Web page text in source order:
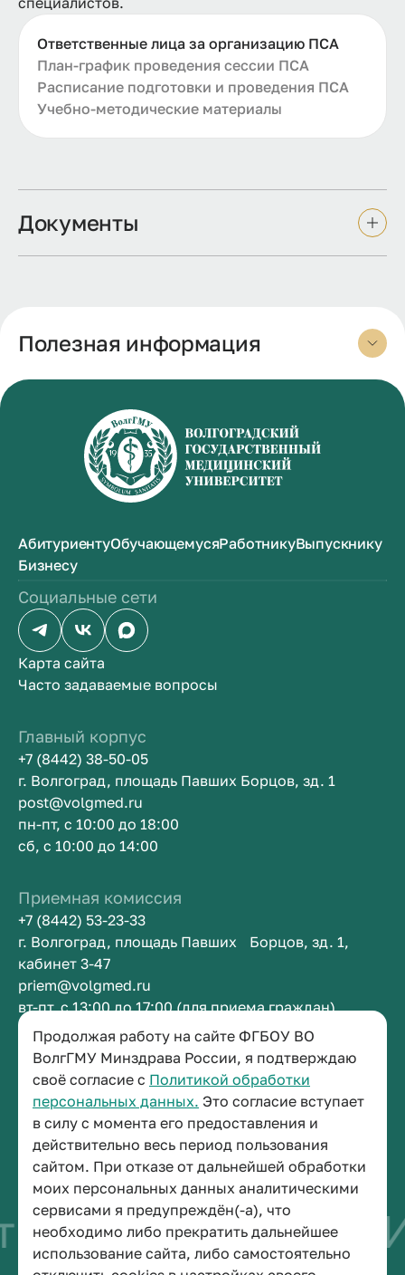
Продолжая работу на сайте ФГБОУ ВО
ВолгГМУ Минздрава России, я подтверждаю
своё согласие с Политикой обработки
персональных данных. Это согласие вступает
в силу с момента его предоставления и
действительно весь период пользования
сайтом. При отказе от дальнейшей обработки
моих персональных данных аналитическими
сервисами я предупреждён(-а), что
необходимо либо прекратить дальнейшее
использование сайта, либо самостоятельно
Ответственные лица за организацию ПСА
План-график проведения сессии ПСА
Расписание подготовки и проведения ПСА
Учебно-методические материалы
Документы
Полезная информация
АбитуриентуОбучающемусяРаботникуВыпускнику
Бизнесу
Социальные сети
Карта сайта
Часто задаваемые вопросы
Главный корпус
+7 (8442) 38-50-05
г. Волгоград, площадь Павших Борцов, зд. 1
post@volgmed.ru
пн-пт, с 10:00 до 18:00
сб, с 10:00 до 14:00
Приемная комиссия
+7 (8442) 53-23-33
г. Волгоград, площадь Павших Борцов, зд. 1,
кабинет 3-47
priem@volgmed.ru
вт-пт, с 13:00 до 17:00 (для приема граждан)
Приемная ректора
+7 (8442) 38-50-05
г. Волгоград, площадь Павших Борцов, зд. 1,
кабинет 3-11
post@volgmed.ru
пн-пт, с 08.30 до 17.00 (перерыв с 12.30 до 13.00)
быть врачом